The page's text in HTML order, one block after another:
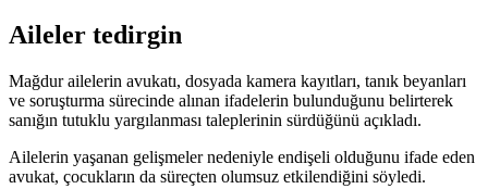
Aileler tedirgin
Mağdur ailelerin avukatı, dosyada kamera kayıtları, tanık beyanları
ve soruşturma sürecinde alınan ifadelerin bulunduğunu belirterek
sanığın tutuklu yargılanması taleplerinin sürdüğünü açıkladı.
Ailelerin yaşanan gelişmeler nedeniyle endişeli olduğunu ifade eden
avukat, çocukların da süreçten olumsuz etkilendiğini söyledi.